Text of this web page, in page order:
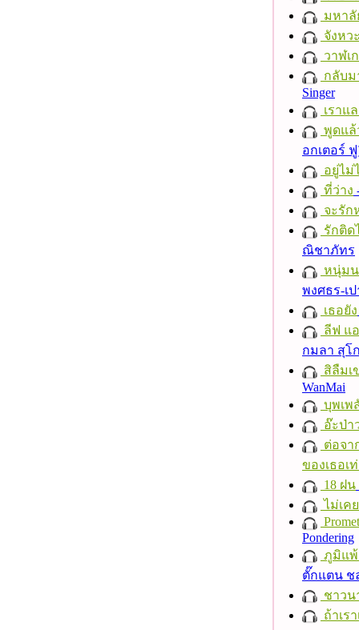
มหาลั
จังหว
วาฬเ
กลับม
Singer
เราแ
พูดแล้
อกเตอร์
อยู่ไม่
ที่ว่าง
จะรัก
รักติด
ณิชาภัทร
หนุ่มน
พงศธร-เ
เธอยัง
ลีฟ แอ
กมลา สุโ
สิลืมเ
WanMai
บุพเพ
อ๊ะป่า
ต่อจา
ของเธอเ
18 ฝน
ไม่เคย
Pondering
ภูมิแพ้
ตั๊กแตน ช
ชาวน
ถ้าเร